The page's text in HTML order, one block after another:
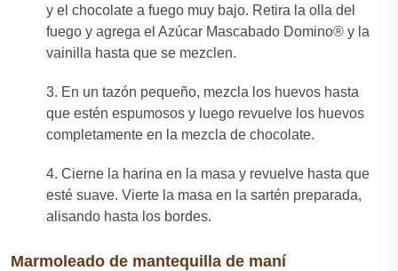
y el chocolate a fuego muy bajo. Retira la olla del
fuego y agrega el Azúcar Mascabado Domino® y la
vainilla hasta que se mezclen.​
3. En un tazón pequeño, mezcla los huevos hasta
que estén espumosos y luego revuelve los huevos
completamente en la mezcla de chocolate.​
4. Cierne la harina en la masa y revuelve hasta que
esté suave. Vierte la masa en la sartén preparada,
alisando hasta los bordes.
Marmoleado de mantequilla de maní